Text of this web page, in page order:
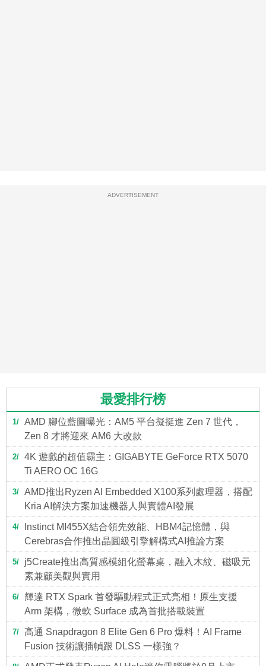
ADVERTISEMENT
最愛排行榜
1
AMD 腳位藍圖曝光：AM5 平台擬挺進 Zen 7 世代，
Zen 8 才將迎來 AM6 大改款
2
4K 遊戲的超值霸主：GIGABYTE GeForce RTX 5070
Ti AERO OC 16G
3
AMD推出Ryzen AI Embedded X100系列處理器，搭配
Kria AI解決方案加速機器人與實體AI發展
4
Instinct MI455X結合領先效能、HBM4記憶體，與
Cerebras合作推出晶圓級引擎解構式AI推論方案
5
j5Create推出高質感模組化螢幕桌，融入木紋、磁吸元
素兼顧美觀與實用
6
輝達 RTX Spark 首發驅動程式正式亮相！原生支援
Arm 架構，微軟 Surface 成為首批搭載裝置
7
高通 Snapdragon 8 Elite Gen 6 Pro 爆料！AI Frame
Fusion 技術讓插幀跟 DLSS 一樣強？